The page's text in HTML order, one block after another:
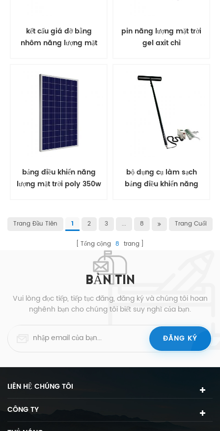
kết cấu giá đỡ bằng
nhôm năng lượng mặt
pin năng lượng mặt trời
gel axit chì
bảng điều khiển năng
lượng mặt trời poly 350w
bộ dụng cụ làm sạch
bảng điều khiển năng
Trang Đầu Tiên 1 2 3 ... 8 Trang Cuối
Tổng cộng 8 trang
BẢN TIN
Vui lòng đọc tiếp, tiếp tục đăng, đăng ký và chúng tôi hoan
nghênh bạn cho chúng tôi biết suy nghĩ của bạn.
LIÊN HỆ CHÚNG TÔI
CÔNG TY